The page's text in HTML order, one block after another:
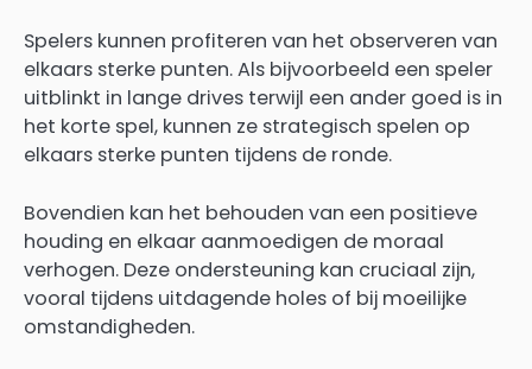
Spelers kunnen profiteren van het observeren van
elkaars sterke punten. Als bijvoorbeeld een speler
uitblinkt in lange drives terwijl een ander goed is in
het korte spel, kunnen ze strategisch spelen op
elkaars sterke punten tijdens de ronde.
Bovendien kan het behouden van een positieve
houding en elkaar aanmoedigen de moraal
verhogen. Deze ondersteuning kan cruciaal zijn,
vooral tijdens uitdagende holes of bij moeilijke
omstandigheden.